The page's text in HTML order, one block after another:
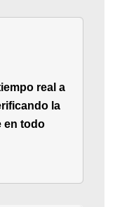
real a
la
en todo